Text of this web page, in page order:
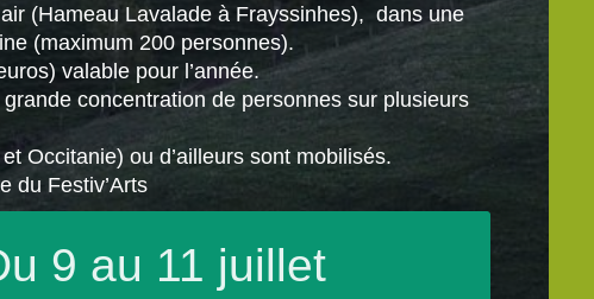
(Hameau Lavalade à Frayssinhes), dans une
(maximum 200 personnes).
valable pour l’année.
concentration de personnes sur plusieurs
Occitanie) ou d’ailleurs sont mobilisés.
du Festiv’Arts
9 au 11 juillet